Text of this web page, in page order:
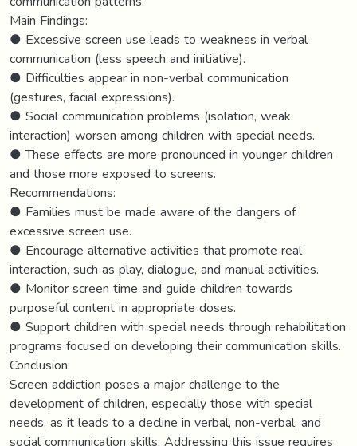
Main Findings:
● Excessive screen use leads to weakness in verbal
communication (less speech and initiative).
● Difficulties appear in non-verbal communication
(gestures, facial expressions).
● Social communication problems (isolation, weak
interaction) worsen among children with special needs.
● These effects are more pronounced in younger children
and those more exposed to screens.
Recommendations:
● Families must be made aware of the dangers of
excessive screen use.
● Encourage alternative activities that promote real
interaction, such as play, dialogue, and manual activities.
● Monitor screen time and guide children towards
purposeful content in appropriate doses.
● Support children with special needs through rehabilitation
programs focused on developing their communication skills.
Conclusion:
Screen addiction poses a major challenge to the
development of children, especially those with special
needs, as it leads to a decline in verbal, non-verbal, and